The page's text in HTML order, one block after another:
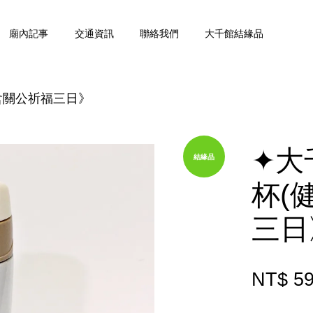
廟內記事 交通資訊 聯絡我們 大千館結緣品
公祈福三日》
結緣品
✦大
杯(
三
NT$